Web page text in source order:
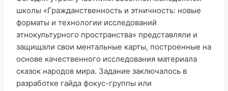
школы «Гражданственность и этничность: новые
форматы и технологии исследований
этнокультурного пространства» представляли и
защищали свои ментальные карты, построенные на
основе качественного исследования материала
сказок народов мира. Задание заключалось в
разработке гайда фокус-группы или